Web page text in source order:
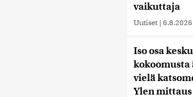
vaikuttaja
Uutiset |
Iso osa
kokoomusta
vielä
Ylen mittaus